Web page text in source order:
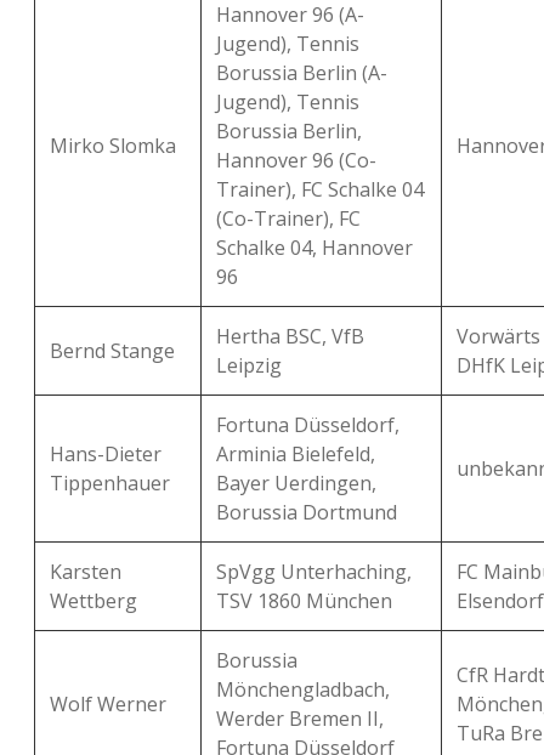
Mirko Slomka
Hannover 96 (A-
Jugend), Tennis
Borussia Berlin (A-
Jugend), Tennis
Borussia Berlin,
Hannover 96 (Co-
Trainer), FC Schalke 04
(Co-Trainer), FC
Schalke 04, Hannover
96
Bernd Stange
Hertha BSC, VfB
Leipzig
DHfK
Hans-Dieter
Tippenhauer
Fortuna Düsseldorf,
Arminia Bielefeld,
Bayer Uerdingen,
Borussia Dortmund
Karsten
Wettberg
SpVgg Unterhaching,
TSV 1860 München
FC
Elsendorf
Wolf Werner
Borussia
Mönchengladbach,
Werder Bremen II,
Fortuna Düsseldorf
CfR
TuRa